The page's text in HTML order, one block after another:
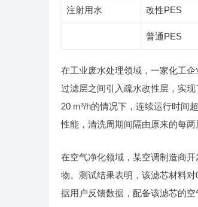
注射用水 改性PES
普通PES
在工业废水处理领域，一家化工
过滤层之间引入疏水改性层，实
20 m³/h的情况下，连续运行时间
性能，清洗周期间隔由原来的每两
在空气净化领域，某空调制造商
物。测试结果表明，该滤芯材料
据用户反馈数据，配备该滤芯的